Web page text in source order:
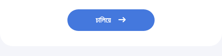
চালিয়ে